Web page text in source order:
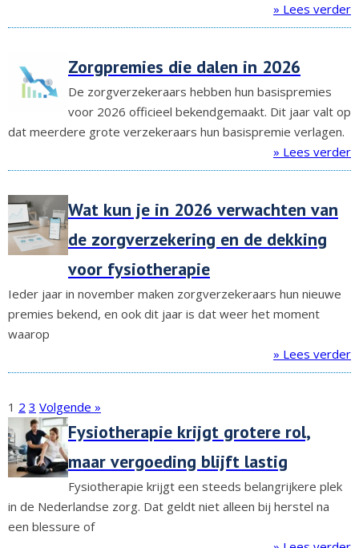
» Lees verder
Zorgpremies die dalen in 2026
De zorgverzekeraars hebben hun basispremies
voor 2026 officieel bekendgemaakt. Dit jaar valt op
dat meerdere grote verzekeraars hun basispremie verlagen.
» Lees verder
Wat kun je in 2026 verwachten van
de zorgverzekering en de dekking
voor fysiotherapie
Ieder jaar in november maken zorgverzekeraars hun nieuwe
premies bekend, en ook dit jaar is dat weer het moment
waarop
» Lees verder
1 2 3 Volgende »
Fysiotherapie krijgt grotere rol,
maar vergoeding blijft lastig
Fysiotherapie krijgt een steeds belangrijkere plek
in de Nederlandse zorg. Dat geldt niet alleen bij herstel na
een blessure of